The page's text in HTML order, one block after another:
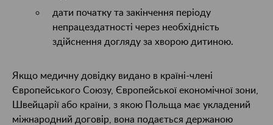
дати початку та закінчення періоду
непрацездатності через необхідність
здійснення догляду за хворою дитиною.
Якщо медичну довідку видано в країні-члені
Європейського Союзу, Європейської економічної зони,
Швейцарії або країни, з якою Польща має укладений
міжнародний договір, вона подається держаною